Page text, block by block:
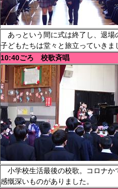
あっという間に式は終了し、退場
子どもたちは堂々と旅立っていきま
10:40ごろ 校歌斉唱
小学校生活最後の校歌。コロナか
感慨深いものがありました。